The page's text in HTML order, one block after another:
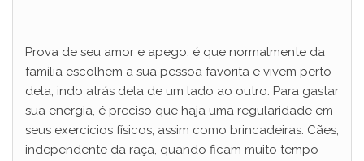
Prova de seu amor e apego, é que normalmente da
família escolhem a sua pessoa favorita e vivem perto
dela, indo atrás dela de um lado ao outro. Para gastar
sua energia, é preciso que haja uma regularidade em
seus exercícios físicos, assim como brincadeiras. Cães,
independente da raça, quando ficam muito tempo